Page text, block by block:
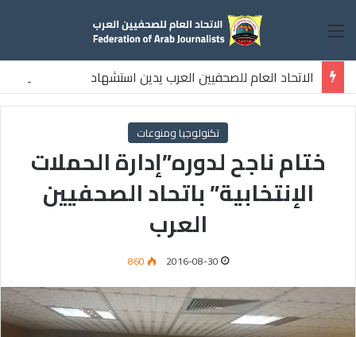
القائمة
الاتحاد العام للصحفيين العرب يدين استشهاد
ثلاثة صحفيين فلسطينيين باستهداف إسرائيلي وسط قطاع غزة
تكنولوجيا ومنوعات
ختام ناجح لدوره”إدارة الحملات
الإنتخابية” باتحاد الصحفيين
العرب
2016-08-30
860